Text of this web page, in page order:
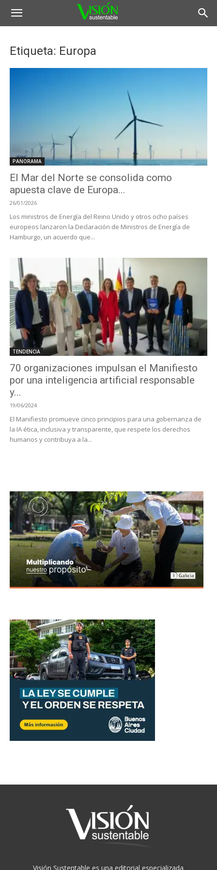
Etiqueta: Europa
PANORAMA
El Mar del Norte se consolida como
apuesta clave de Europa...
26/01/2026
Los ministros de Energía del Reino Unido y otros ocho países
europeos lanzaron la Declaración de Ministros de Energía de
Hamburgo, un acuerdo que...
TENDENCIA
70 organizaciones impulsan el Manifiesto
por una inteligencia artificial responsable
y...
19/06/2024
El Manifiesto promueve cinco principios para una gobernanza de
la IA ética, inclusiva y transparente, que respete los derechos
humanos y contribuya a la...
Visión Sustentable es una editorial especializada